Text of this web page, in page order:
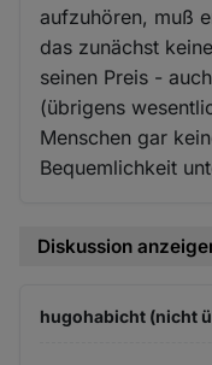
aufzuhören, muß
das zunächst
seinen Preis -
(übrigens
Menschen gar
Bequemlichkeit
Diskussion
hugohabicht (nicht